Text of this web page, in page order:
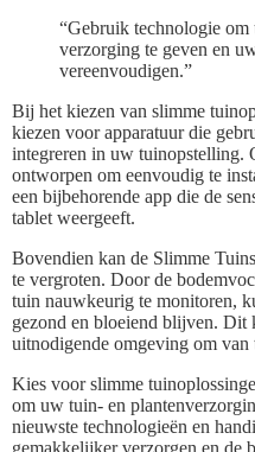
“Gebruik technologie
verzorging te geven en
vereenvoudigen.”
Bij het kiezen van slimme
kiezen voor apparatuur die
integreren in uw tuinopstelling.
ontworpen om eenvoudig te
een bijbehorende app die de
tablet weergeeft.
Bovendien kan de Slimme
te vergroten. Door de
tuin nauwkeurig te monitoren,
gezond en bloeiend blijven. Dit
uitnodigende omgeving om van
Kies voor slimme
om uw tuin- en
nieuwste technologieën en